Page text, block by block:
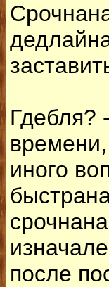
Гдебля?
иного
после